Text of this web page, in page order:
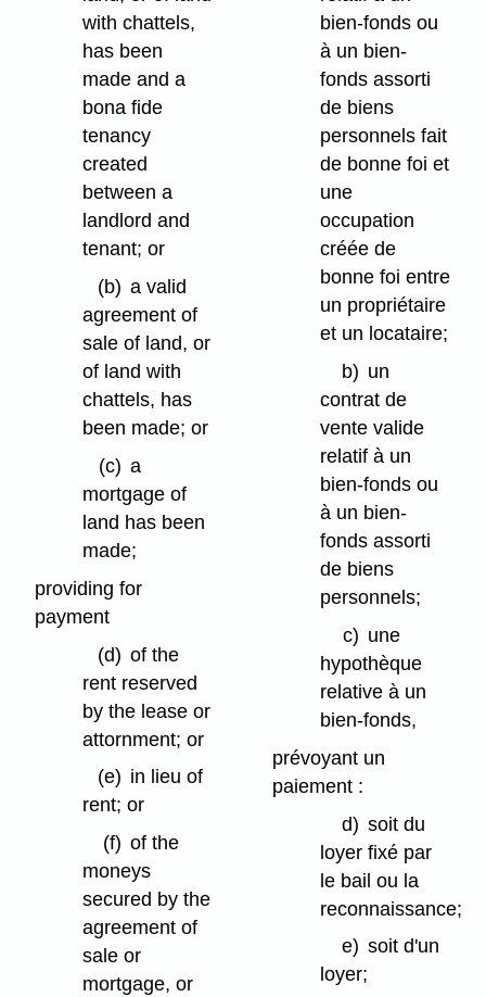
with chattels,
has been
made and a
bona fide
tenancy
created
between a
landlord and
tenant; or
(b) a valid
agreement of
sale of land, or
of land with
chattels, has
been made; or
(c) a
mortgage of
land has been
made;
providing for
payment
(d) of the
rent reserved
by the lease or
attornment; or
(e) in lieu of
rent; or
(f) of the
moneys
secured by the
agreement of
sale or
mortgage, or
bien-fonds ou
à un bien-
fonds assorti
de biens
personnels fait
de bonne foi et
une
occupation
créée de
bonne foi entre
un propriétaire
et un locataire;
b) un
contrat de
vente valide
relatif à un
bien-fonds ou
à un bien-
fonds assorti
de biens
personnels;
c) une
hypothèque
relative à un
bien-fonds,
prévoyant un
paiement :
d) soit du
loyer fixé par
le bail ou la
reconnaissance;
e) soit d'un
loyer;